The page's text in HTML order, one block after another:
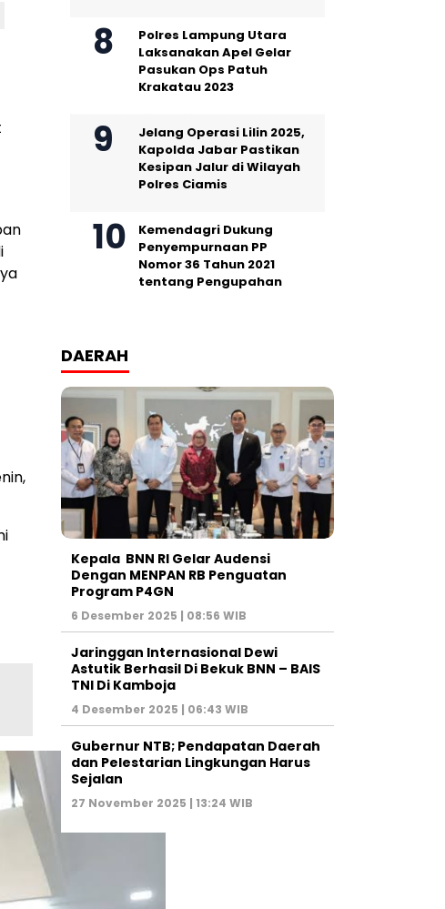
Polres Lampung Utara
Laksanakan Apel Gelar
Pasukan Ops Patuh
Krakatau 2023
Jelang Operasi Lilin 2025,
Kapolda Jabar Pastikan
Kesipan Jalur di Wilayah
Polres Ciamis
Kemendagri Dukung
Penyempurnaan PP
Nomor 36 Tahun 2021
tentang Pengupahan
DAERAH
Kepala BNN RI Gelar Audensi
Dengan MENPAN RB Penguatan
Program P4GN
6 Desember 2025 | 08:56 WIB
Jaringgan Internasional Dewi
Astutik Berhasil Di Bekuk BNN – BAIS
TNI Di Kamboja
4 Desember 2025 | 06:43 WIB
Gubernur NTB; Pendapatan Daerah
dan Pelestarian Lingkungan Harus
Sejalan
27 November 2025 | 13:24 WIB